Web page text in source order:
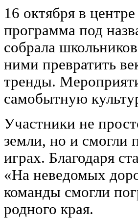
16 октября в
программа под
собрала
ними превратить
тренды.
самобытную
Участники не
земли, но и смогли
играх. Благодаря
«На неведомых
команды смогли
родного края.